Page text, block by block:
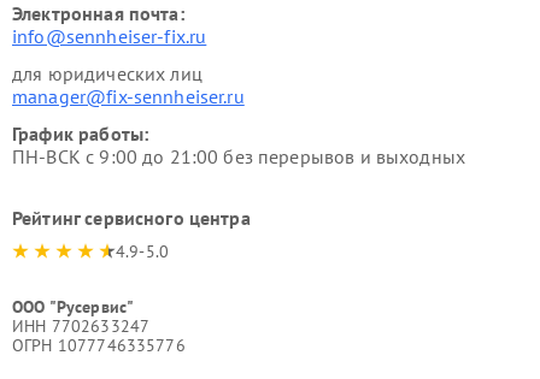
Электронная почта:
info@sennheiser-fix.ru
для юридических лиц
manager@fix-sennheiser.ru
График работы:
ПН-ВСК с 9:00 до 21:00 без перерывов и выходных
Рейтинг сервисного центра
4.9-5.0
ООО "Русервис"
ИНН 7702633247
ОГРН 1077746335776